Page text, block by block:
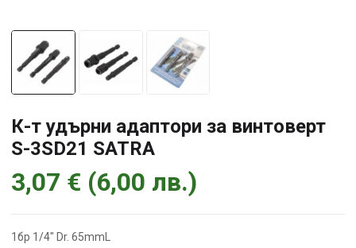
К-т удърни адаптори за винтоверт
S-3SD21 SATRA
3,07 € (6,00 лв.)
1бр 1/4″ Dr. 65mmL